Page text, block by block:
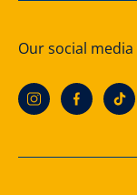
Our social